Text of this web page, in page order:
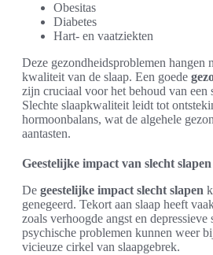
Obesitas
Diabetes
Hart- en vaatziekten
Deze gezondheidsproblemen hangen
kwaliteit van de slaap. Een goede
zijn cruciaal voor het behoud van een
Slechte slaapkwaliteit leidt tot
hormoonbalans, wat de algehele
aantasten.
Geestelijke impact van slecht slapen
De geestelijke impact slecht slapen
genegeerd. Tekort aan slaap heeft
zoals verhoogde angst en
psychische problemen kunnen weer
vicieuze cirkel van slaapgebrek.